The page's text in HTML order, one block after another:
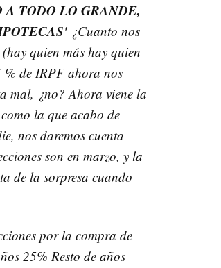
TODO LO GRANDE,
¿Cuanto nos
quien más hay quien
% de IRPF ahora nos
mal, ¿no? Ahora viene la
la que acabo de
nos daremos cuenta
son en marzo, y la
de la sorpresa cuando
por la compra de
25% Resto de años